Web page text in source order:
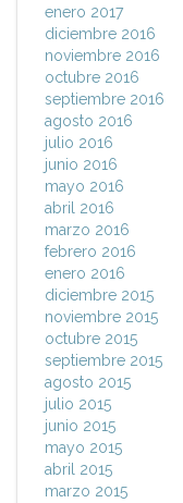
enero 2017
diciembre 2016
noviembre 2016
octubre 2016
septiembre 2016
agosto 2016
julio 2016
junio 2016
mayo 2016
abril 2016
marzo 2016
febrero 2016
enero 2016
diciembre 2015
noviembre 2015
octubre 2015
septiembre 2015
agosto 2015
julio 2015
junio 2015
mayo 2015
abril 2015
marzo 2015